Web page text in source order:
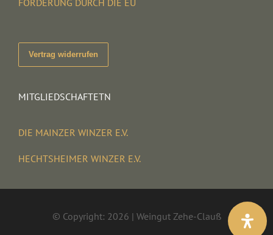
Vertrag widerrufen
MITGLIEDSCHAFTETN
DIE MAINZER WINZER E.V.
HECHTSHEIMER WINZER E.V.
© Copyright: 2026 | Weingut Zehe-Clauß